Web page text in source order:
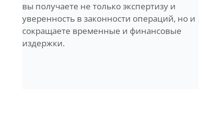
вы получаете не только экспертизу и
уверенность в законности операций, но и
сокращаете временные и финансовые
издержки.